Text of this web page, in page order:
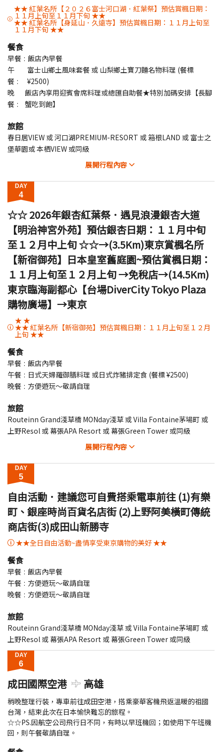
★★ 紅葉名所【２０２６富士河口湖．紅葉祭】預估賞楓日期：
１１月上旬至１１月下旬 ★★
★★ 紅葉名所【身延山．久遠寺】預估賞楓日期：１１月上旬至
１１月下旬 ★★
餐食
早餐
飯店內早餐
午
餐
富士山鄉土風味套餐 或 山梨鄉土寶刀麵名物料理 (餐標
¥2500)
晚
餐
飯店內享用迎賓會席料理或總匯自助餐★特別加碼安排【長腳
蟹吃到飽】
旅館
春日居VIEW 或 河口湖PREMIUM-RESORT 或 箱根LAND 或 富士之
堡華園或 本栖VIEW 或同級
展開行程內容
DAY
4
☆☆ 2026年銀杏紅葉祭．遇見浪漫銀杏大道
【明治神宮外苑】預估銀杏日期：１１月中旬
至１２月中上旬 ☆☆→(3.5Km)東京賞楓名所
【新宿御苑】日本皇室舊庭園~預估賞楓日期：
１１月上旬至１２月上旬 →免稅店→(14.5Km)
東京臨海副都心【台場DiverCity Tokyo Plaza
購物廣場】→東京
★ ★
★★ 紅葉名所【新宿御苑】預估賞楓日期：１１月上旬至１２月
上旬 ★★
餐食
早餐
飯店內早餐
午餐
日式天婦羅御膳料理 或日式炸豬排定食 (餐標 ¥2500)
晚餐
方便遊玩～敬請自理
旅館
Routeinn Grand淺草橋 MONday淺草 或 Villa Fontaine茅場町 或
上野Resol 或 幕張APA Resort 或 幕張Green Tower 或同級
展開行程內容
DAY
5
自由活動．建議您可自費搭乘電車前往 (1)有樂
町、銀座時尚百貨名店街 (2)上野阿美橫町傳統
商店街(3)成田山新勝寺
★★全日自由活動~盡情享受東京購物的美好 ★★
餐食
早餐
飯店內早餐
午餐
方便遊玩～敬請自理
晚餐
方便遊玩～敬請自理
旅館
Routeinn Grand淺草橋 MONday淺草 或 Villa Fontaine茅場町 或
上野Resol 或 幕張APA Resort 或 幕張Green Tower 或同級
DAY
6
成田國際空港 高雄
稍晚整理行裝，專車前往成田空港，搭乘豪華客機飛返溫暖的祖國
台灣，結束此次在日本愉快難忘的旅程。
☆☆PS.因航空公司飛行日不同，有時以早班機回；如使用下午班機
回，則午餐敬請自理。